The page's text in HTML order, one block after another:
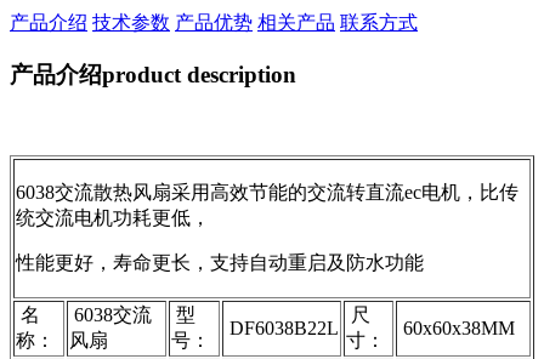
产品介绍 技术参数 产品优势 相关产品 联系方式
产品介绍product description
6038交流散热风扇采用高效节能的交流转直流ec电机，比传
统交流电机功耗更低，
性能更好，寿命更长，支持自动重启及防水功能
名
称：
6038交流
风扇
型
号：
DF6038B22L
尺
寸：
60x60x38MM